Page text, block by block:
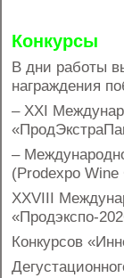
Конкурсы
В дни работы
награждения
– XXI
–
(Prodexpo
XXVIII
«Продэкспо-
Конкурсов